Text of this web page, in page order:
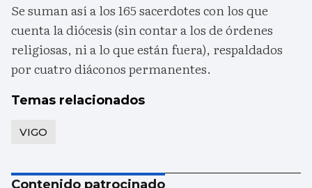
Se suman así a los 165 sacerdotes con los que
cuenta la diócesis (sin contar a los de órdenes
religiosas, ni a lo que están fuera), respaldados
por cuatro diáconos permanentes.
Temas relacionados
VIGO
Contenido patrocinado